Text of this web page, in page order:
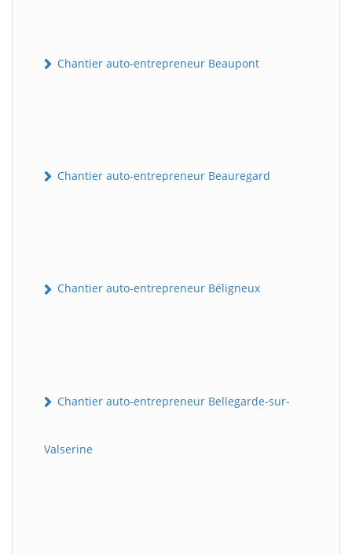
Chantier auto-entrepreneur Beaupont
Chantier auto-entrepreneur Beauregard
Chantier auto-entrepreneur Béligneux
Chantier auto-entrepreneur Bellegarde-sur-
Valserine